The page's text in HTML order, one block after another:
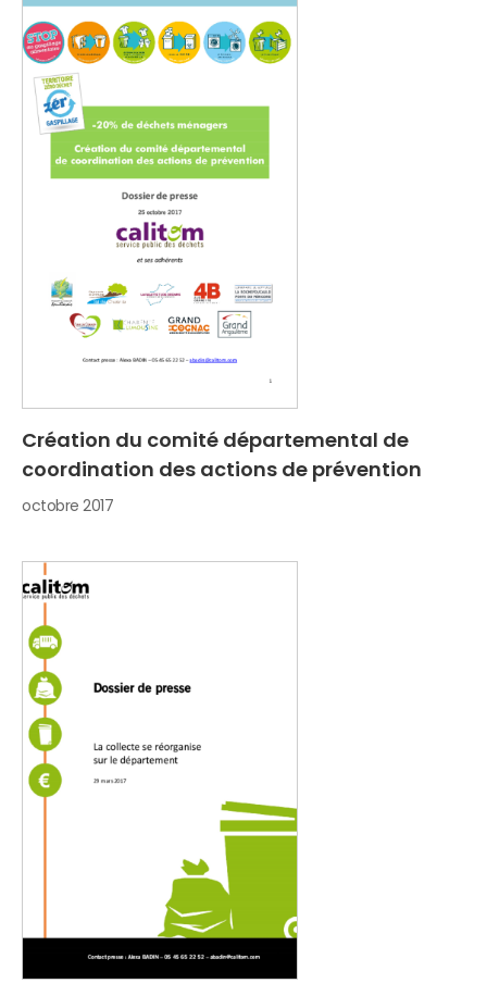
Création du comité départemental de
coordination des actions de prévention
octobre 2017